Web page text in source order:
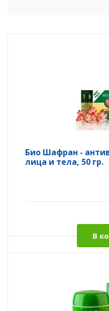
Био Шафран -
лица и тела, 50 гр.
В